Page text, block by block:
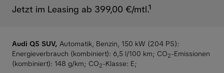
Jetzt im Leasing ab 399,00 €/mtl.¹
Audi Q5 SUV, Automatik, Benzin, 150 kW (204 PS):
Energieverbrauch (kombiniert): 6,5 l/100 km; CO2-Emissionen
(kombiniert): 148 g/km; CO2-Klasse: E;